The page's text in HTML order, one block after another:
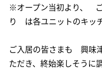
※オープン当初より、
り は各ユニットのキッ
ご入居の皆さまも 興味
ただき、終始楽しそうに